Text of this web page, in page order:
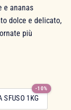
e ananas
dolce e delicato,
più
SFUSO 1KG
-10%